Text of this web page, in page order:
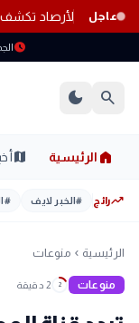
عاجل
المناطق.. الأرصاد
scheduleالجمعة
search
dark_mode
home الرئيسية map
trending_upرائج #الخبر لايف #
الرئيسية chevron_left منوعات
منوعات 2 2 دقيقة